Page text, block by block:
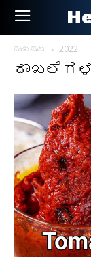
ಮುಖಪುಟ 2022